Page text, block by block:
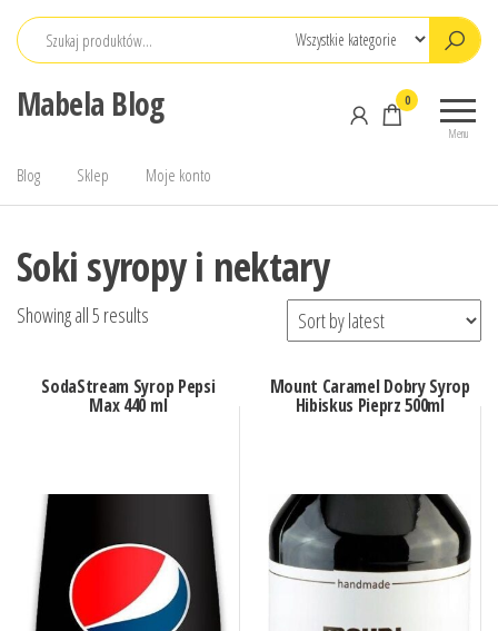
Przejdź
Mabela Blog
Menu
0
Blog Sklep Moje konto
Soki syropy i nektary
Showing all 5 results
SodaStream Syrop Pepsi
Max 440 ml
Mount Caramel Dobry Syrop
Hibiskus Pieprz 500ml